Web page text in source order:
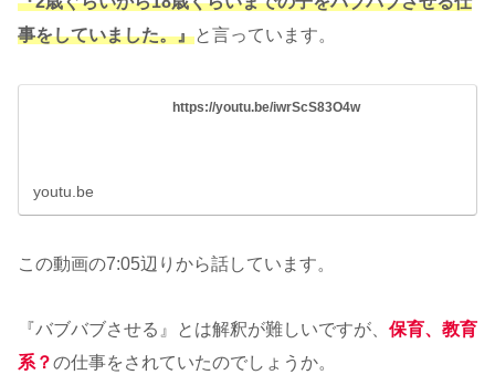
事をしていました。』と言っています。
https://youtu.be/iwrScS83O4w
youtu.be
この動画の7:05辺りから話しています。
『バブバブさせる』とは解釈が難しいですが、 保育、教育
系？の仕事をされていたのでしょうか。